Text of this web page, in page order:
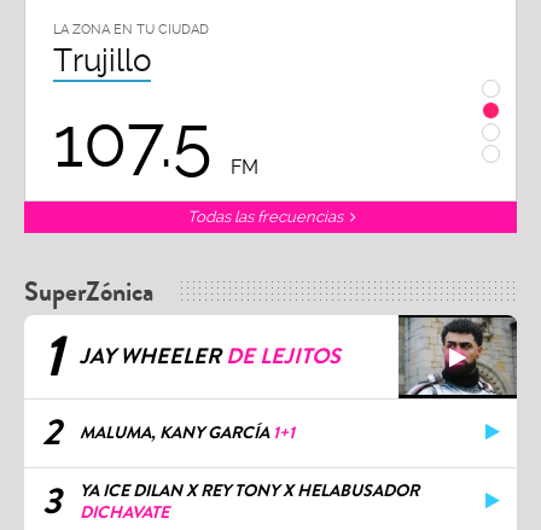
LA ZONA EN TU CIUDAD
Trujillo
107.5 FM
Todas las frecuencias
SuperZónica
1 JAY WHEELERDE LEJITOS
2 MALUMA, KANY GARCÍA 1+1
3
YA ICE DILAN X REY TONY X HELABUSADOR
DICHAVATE